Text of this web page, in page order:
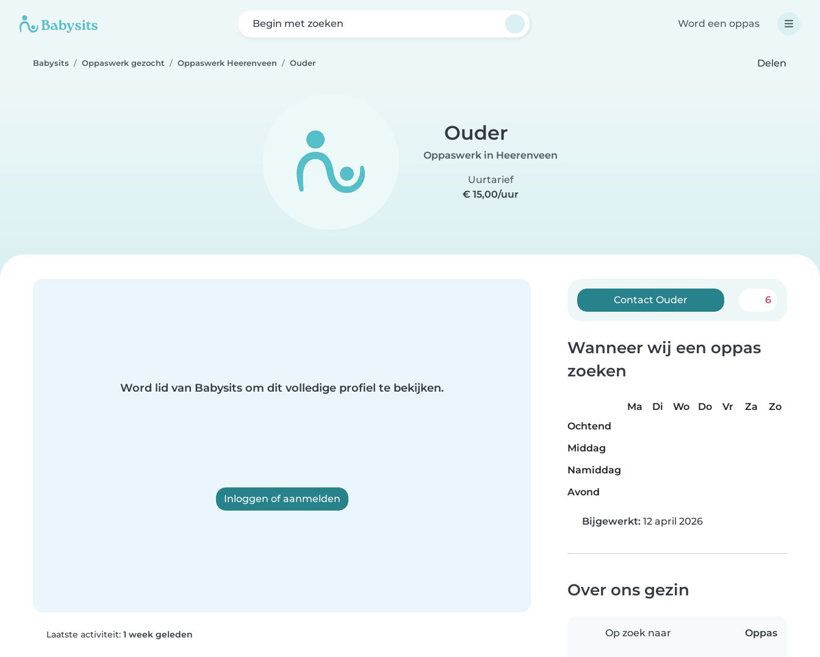
Begin met zoeken Word een oppas
Babysits Oppaswerk gezocht Oppaswerk Heerenveen Ouder Delen
Ouder
Oppaswerk in Heerenveen
Uurtarief
€ 15,00/uur
Word lid van Babysits om dit volledige profiel te bekijken.
Inloggen of aanmelden
Laatste activiteit: 1 week geleden
Contact Ouder 6
Wanneer wij een oppas
zoeken
Ma Di Wo Do Vr Za
Zo
Ochtend
Middag
Namiddag
Avond
Bijgewerkt: 12 april 2026
Over ons gezin
Op zoek naar Oppas